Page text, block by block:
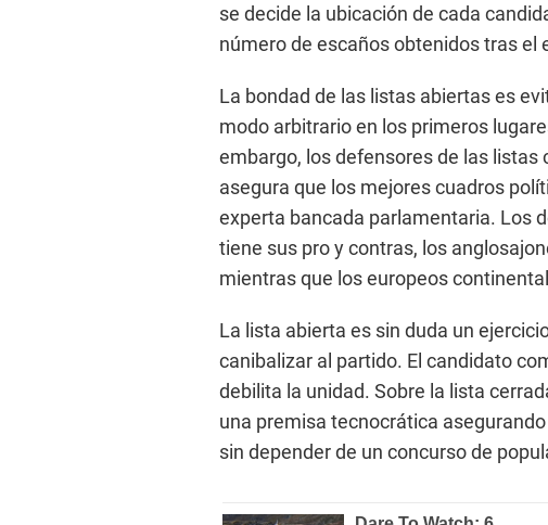
se decide la ubicación de cada
número de escaños obtenidos tras el
La bondad de las listas abiertas es
modo arbitrario en los primeros
embargo, los defensores de las
asegura que los mejores cuadros
experta bancada parlamentaria. Los
tiene sus pro y contras, los
mientras que los europeos
La lista abierta es sin duda un
canibalizar al partido. El candidato
debilita la unidad. Sobre la lista
una premisa tecnocrática
sin depender de un concurso de